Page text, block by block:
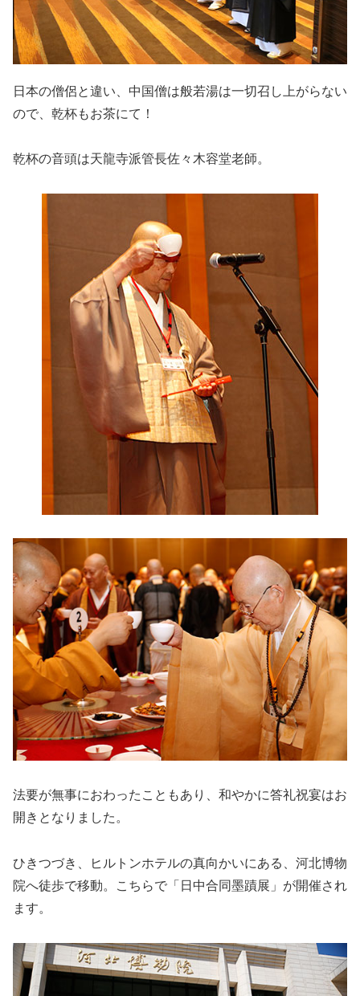
日本の僧侶と違い、中国僧は般若湯は一切召し上がらない
ので、乾杯もお茶にて！
乾杯の音頭は天龍寺派管長佐々木容堂老師。
法要が無事におわったこともあり、和やかに答礼祝宴はお
開きとなりました。
ひきつづき、ヒルトンホテルの真向かいにある、河北博物
院へ徒歩で移動。こちらで「日中合同墨蹟展」が開催され
ます。